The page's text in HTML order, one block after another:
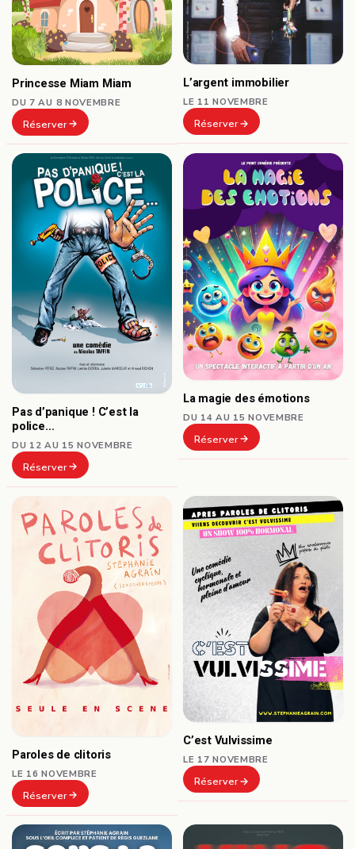
Princesse Miam Miam
DU 7 AU 8 NOVEMBRE
Réserver
L’argent immobilier
LE 11 NOVEMBRE
Réserver
Pas d’panique ! C’est la
police…
DU 12 AU 15 NOVEMBRE
Réserver
La magie des émotions
DU 14 AU 15 NOVEMBRE
Réserver
Paroles de clitoris
LE 16 NOVEMBRE
Réserver
C’est Vulvissime
LE 17 NOVEMBRE
Réserver